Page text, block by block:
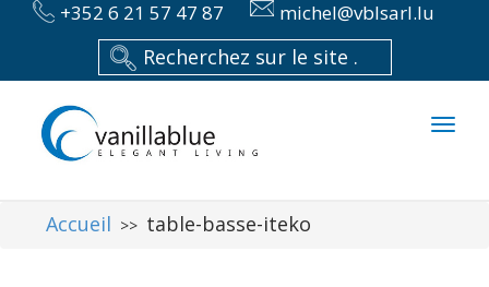
+352 6 21 57 47 87 michel@vblsarl.lu
Accueil >> table-basse-iteko